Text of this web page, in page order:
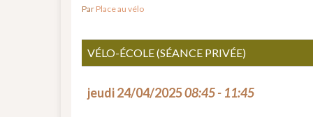
Par Place au vélo
VÉLO-ÉCOLE (SÉANCE PRIVÉE)
jeudi 24/04/202508:45 - 11:45